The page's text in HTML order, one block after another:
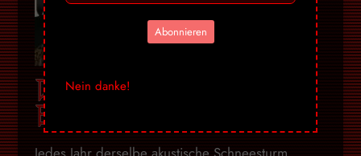
DBD: Mongolian Jingle
Bells – Ummet Ozcan
Abonnieren
Nein danke!